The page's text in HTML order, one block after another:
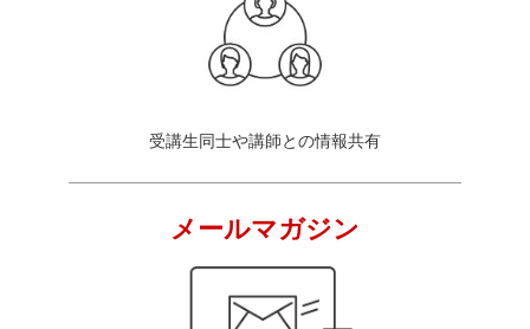
受講生同士や講師との情報共有
メールマガジン